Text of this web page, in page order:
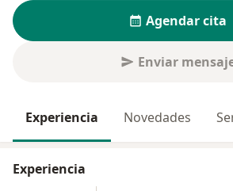
Agendar cita
Enviar
Experiencia Novedades
Experiencia